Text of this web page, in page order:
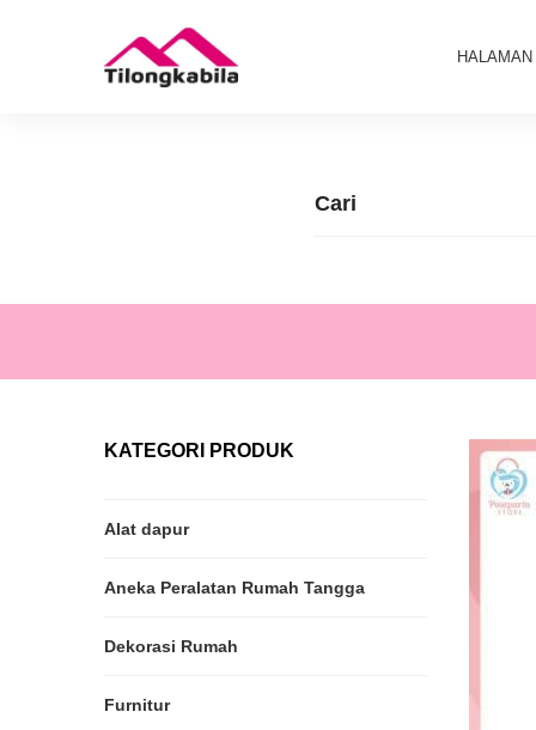
KATEGORI PRODUK
Alat dapur
Aneka Peralatan Rumah Tangga
Dekorasi Rumah
Furnitur